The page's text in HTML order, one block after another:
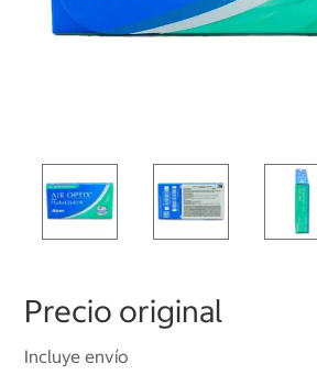
Precio original
Incluye envío